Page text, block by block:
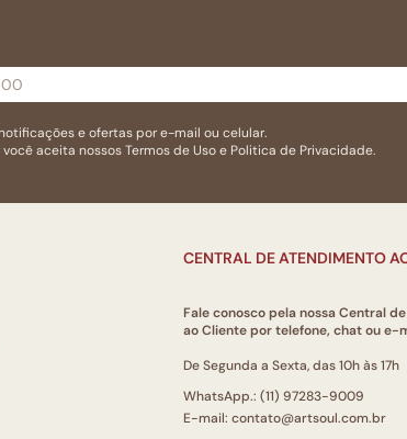
e ofertas por e-mail ou celular.
aceita nossosTermos de Usoe Politica de Privacidade.
CENTRAL DE ATENDIMENTO
Fale conosco pela nossa Central
ao Cliente por telefone, chat ou e-
De Segunda a Sexta, das 10h às 17h
WhatsApp.: (11) 97283-9009
E-mail: contato@artsoul.com.br